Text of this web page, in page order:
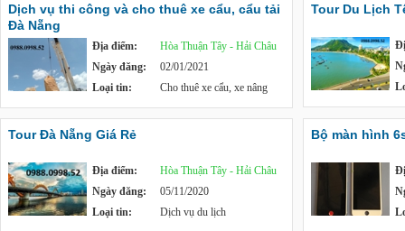
Dịch vụ thi công và cho thuê xe cẩu, cẩu tải
Đà Nẵng
Địa điểm:
Hòa Thuận Tây - Hải Châu
Ngày đăng:
02/01/2021
Loại tin:
Cho thuê xe cẩu, xe nâng
Tour Du Lịch
Tour Đà Nẵng Giá Rẻ
Địa điểm:
Hòa Thuận Tây - Hải Châu
Ngày đăng:
05/11/2020
Loại tin:
Dịch vụ du lịch
Bộ màn hình